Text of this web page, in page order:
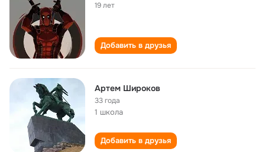
19 лет
Добавить в друзья
Артем Широков
33 года
1 школа
Добавить в друзья